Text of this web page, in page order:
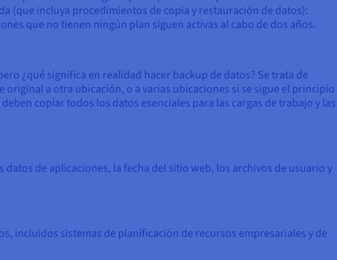
(que incluya procedimientos de copia y restauración de datos):
que no tienen ningún plan siguen activas al cabo de dos años.
¿qué significa en realidad hacer backup de datos? Se trata de
original a otra ubicación, o a varias ubicaciones si se sigue el principio
copiar todos los datos esenciales para las cargas de trabajo y las
de aplicaciones, la fecha del sitio web, los archivos de usuario y
incluidos sistemas de planificación de recursos empresariales y de